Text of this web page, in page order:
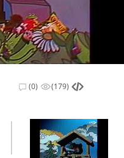
(0) (179)